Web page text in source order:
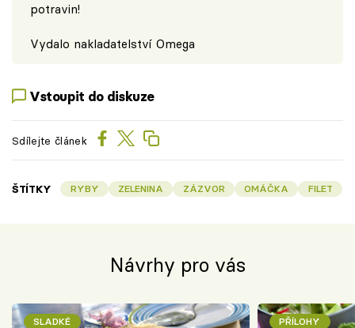
potravin!
Vydalo nakladatelství Omega
Vstoupit do diskuze
Sdílejte článek
ŠTÍTKY RYBY ZELENINA ZÁZVOR OMÁČKA FILET
Návrhy pro vás
SLADKÉ PŘÍLOHY